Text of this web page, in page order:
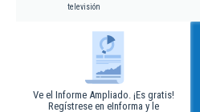
televisión
Ve el Informe Ampliado. ¡Es gratis!
Regístrese en eInforma y le